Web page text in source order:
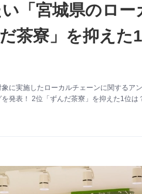
「宮城県のロ
茶寮」を抑えた
に実施したローカルチェーンに関するア
発表！ 2位「ずんだ茶寮」を抑えた1位は